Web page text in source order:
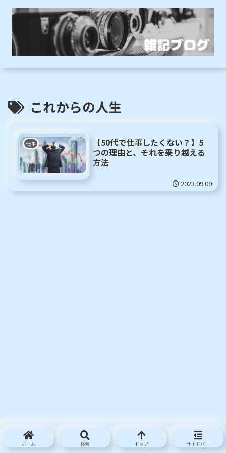
これからの人生
仕事
【50代で仕事したくない？】5
つの理由と、それを乗り越える
方法
2023.09.09
ホーム 検索 トップ サイドバー